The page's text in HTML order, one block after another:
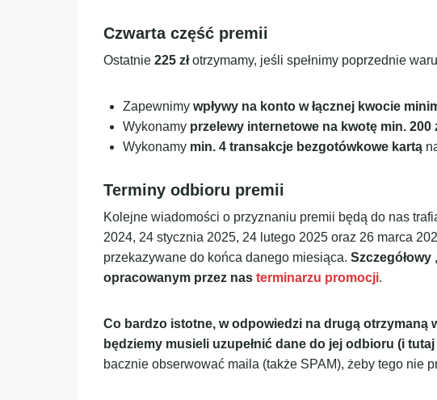
Czwarta część premii
Ostatnie 225 złotrzymamy, jeśli spełnimy poprzednie
Zapewnimy wpływy na konto w łącznej kwocie
Wykonamy przelewy internetowe na kwotę min. 200
Wykonamy min. 4 transakcje bezgotówkowe kartą
Terminy odbioru premii
Kolejne wiadomości o przyznaniu premii będą do nas
2024, 24 stycznia 2025, 24 lutego 2025 oraz 26 marca
przekazywane do końca danego miesiąca. Szczegółowy
opracowanym przez nas terminarzu promocji.
Co bardzo istotne, w odpowiedzi na drugą otrzymaną
będziemy musieli uzupełnić dane do jej odbioru (i
bacznie obserwować maila (także SPAM), żeby tego nie